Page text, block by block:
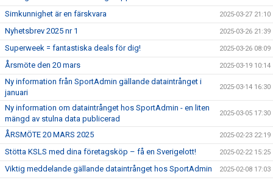
Simkunnighet är en färskvara 2025-03-27 21:10
Nyhetsbrev 2025 nr 1 2025-03-26 21:39
Superweek = fantastiska deals för dig! 2025-03-26 08:09
Årsmöte den 20 mars 2025-03-19 10:14
Ny information från SportAdmin gällande dataintrånget i
januari
2025-03-14 16:30
Ny information om dataintrånget hos SportAdmin - en liten
mängd av stulna data publicerad
2025-03-05 17:30
ÅRSMÖTE 20 MARS 2025 2025-02-23 22:19
Stötta KSLS med dina företagsköp – få en Sverigelott! 2025-02-22 15:25
Viktig meddelande gällande dataintrånget hos SportAdmin 2025-02-08 17:03